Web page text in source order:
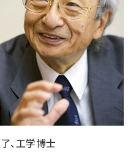
、工学博士